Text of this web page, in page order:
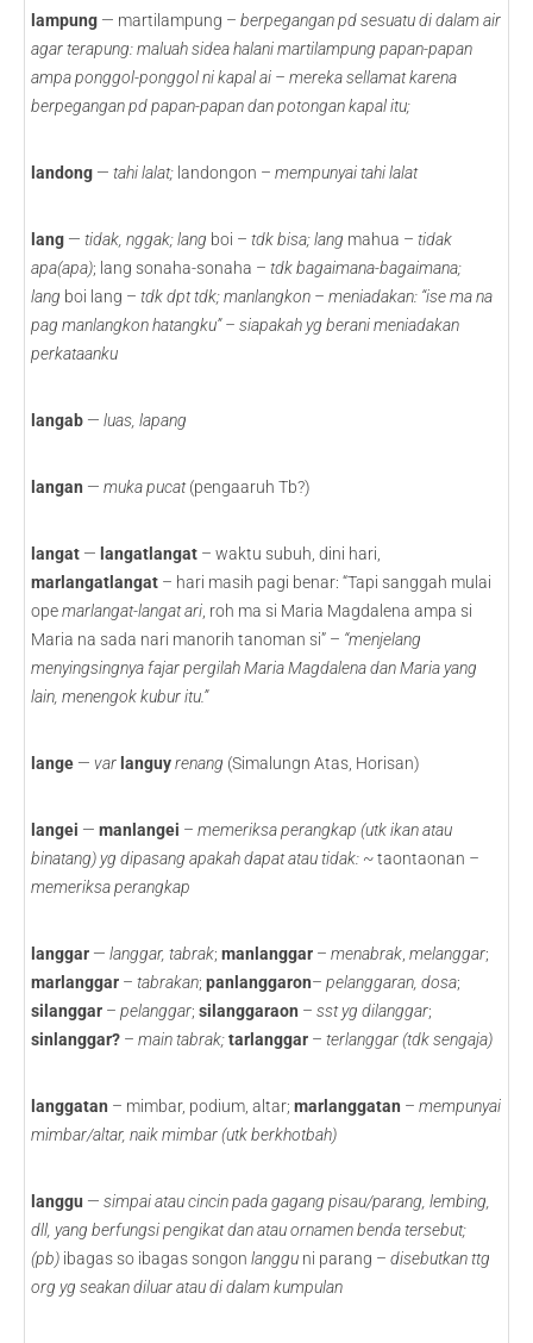
lampung — martilampung – berpegangan pd sesuatu di dalam air
agar terapung: maluah sidea halani martilampung papan-papan
ampa ponggol-ponggol ni kapal ai – mereka sellamat karena
berpegangan pd papan-papan dan potongan kapal itu;
landong — tahi lalat; landongon – mempunyai tahi lalat
lang — tidak, nggak;lang boi – tdk bisa; lang mahua – tidak
apa(apa); lang sonaha-sonaha – tdk bagaimana-bagaimana;
lang boi lang – tdk dpt tdk; manlangkon – meniadakan: “ise ma na
pag manlangkon hatangku” – siapakah yg berani meniadakan
perkataanku
langab — luas, lapang
langan — muka pucat(pengaaruh Tb?)
langat — langatlangat – waktu subuh, dini hari,
marlangatlangat – hari masih pagi benar: “Tapi sanggah mulai
opemarlangat-langat ari , roh ma si Maria Magdalena ampa si
Maria na sada nari manorih tanoman si” – “menjelang
menyingsingnya fajar pergilah Maria Magdalena dan Maria yang
lain, menengok kubur itu.”
lange — var languyrenang (Simalungn Atas, Horisan)
langei — manlangei – memeriksa perangkap (utk ikan atau
binatang) yg dipasang apakah dapat atau tidak: ~taontaonan –
memeriksa perangkap
langgar — langgar, tabrak; manlanggar – menabrak melanggar;
marlanggar – tabrakan; panlanggaron– pelanggaran, dosa;
silanggar – pelanggar; silanggaraon – sst yg dilanggar;
sinlanggar? – main tabrak;tarlanggar – terlanggar (tdk sengaja)
langgatan – mimbar, podium, altar; marlanggatan – mempunyai
mimbar/altar, naik mimbar (utk berkhotbah)
langgu — simpai atau cincin pada gagang pisau/parang, lembing,
dll, yang berfungsi pengikat dan atau ornamen benda tersebut;
(pb) ibagas so ibagas songon langgu ni parang – disebutkan ttg
org yg seakan diluar atau di dalam kumpulan